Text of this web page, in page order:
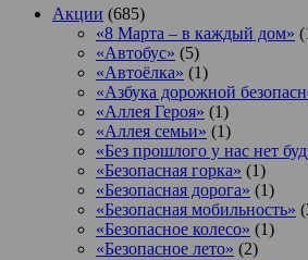
Акции (685)
«8 Марта – в каждый дом»
«Автобус» (5)
«Автоёлка» (1)
«Азбука дорожной
«Аллея Героя» (1)
«Аллея семьи» (1)
«Без прошлого у нас нет
«Безопасная горка» (1)
«Безопасная дорога» (1)
«Безопасная мобильность»
«Безопасное колесо» (1)
«Безопасное лето» (2)